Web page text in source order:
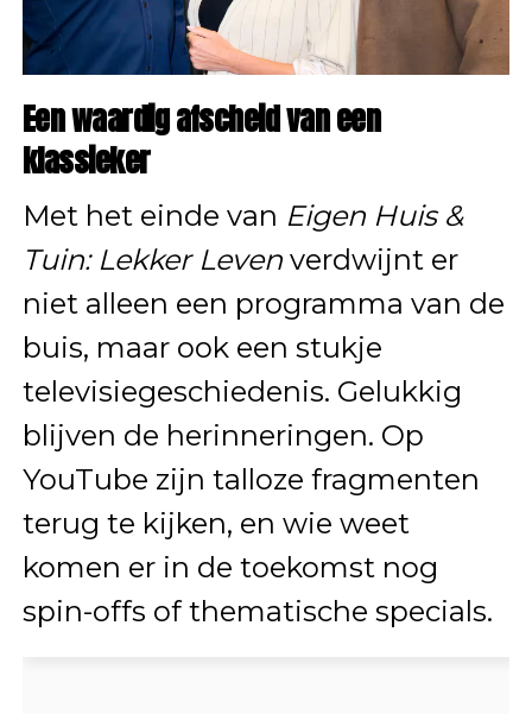
Een waardig afscheid van een
klassieker
Met het einde van Eigen Huis &
Tuin: Lekker Levenverdwijnt er
niet alleen een programma van de
buis, maar ook een stukje
televisiegeschiedenis. Gelukkig
blijven de herinneringen. Op
YouTube zijn talloze fragmenten
terug te kijken, en wie weet
komen er in de toekomst nog
spin-offs of thematische specials.